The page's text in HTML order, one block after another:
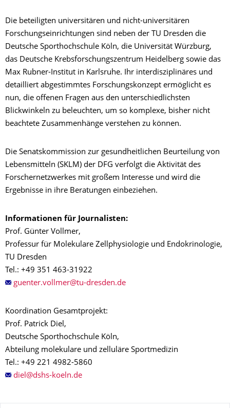
Die beteiligten universitären und nicht-universitären
Forschungseinrichtungen sind neben der TU Dresden die
Deutsche Sporthochschule Köln, die Universität Würzburg,
das Deutsche Krebsforschungszentrum Heidelberg sowie das
Max Rubner-Institut in Karlsruhe. Ihr interdisziplinäres und
detailliert abgestimmtes Forschungskonzept ermöglicht es
nun, die offenen Fragen aus den unterschiedlichsten
Blickwinkeln zu beleuchten, um so komplexe, bisher nicht
beachtete Zusammenhänge verstehen zu können.
Die Senatskommission zur gesundheitlichen Beurteilung von
Lebensmitteln (SKLM) der DFG verfolgt die Aktivität des
Forschernetzwerkes mit großem Interesse und wird die
Ergebnisse in ihre Beratungen einbeziehen.
Informationen für Journalisten:
Prof. Günter Vollmer,
Professur für Molekulare Zellphysiologie und Endokrinologie,
TU Dresden
Tel.: +49 351 463-31922
Koordination Gesamtprojekt:
Prof. Patrick Diel,
Deutsche Sporthochschule Köln,
Abteilung molekulare und zelluläre Sportmedizin
Tel.: +49 221 4982-5860